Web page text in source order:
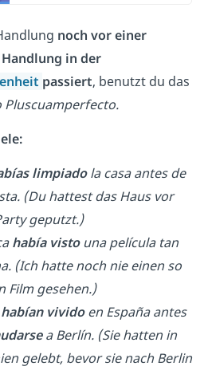
noch vor einer
in der
passiert, benutzt du das
Pluscuamperfecto.
limpiadola casa antes de
(Du hattest das Haus vor
geputzt.)
había vistouna película tan
(Ich hatte noch nie einen so
Film gesehen.)
habían vividoen España antes
a Berlín. (Sie hatten in
gelebt, bevor sie nach Berlin